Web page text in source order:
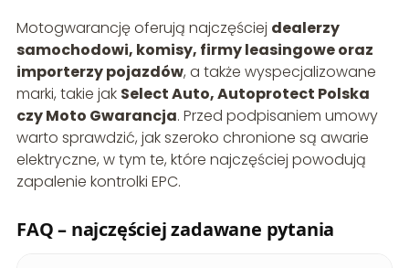
Motogwarancję oferują najczęściej dealerzy
samochodowi, komisy, firmy leasingowe oraz
importerzy pojazdów, a także wyspecjalizowane
marki, takie jak Select Auto, Autoprotect Polska
czy Moto Gwarancja. Przed podpisaniem umowy
warto sprawdzić, jak szeroko chronione są awarie
elektryczne, w tym te, które najczęściej powodują
zapalenie kontrolki EPC.
FAQ – najczęściej zadawane pytania